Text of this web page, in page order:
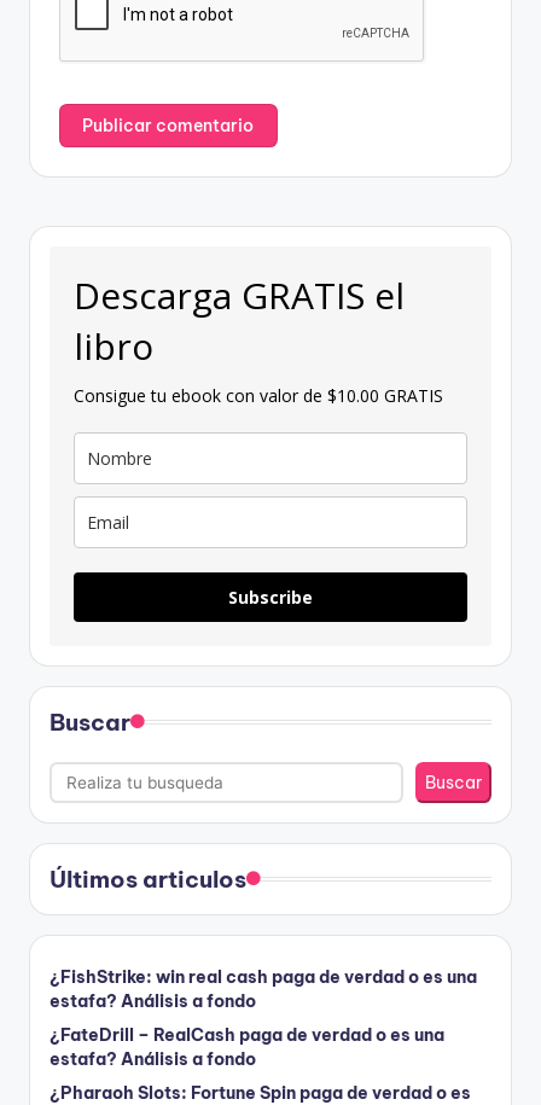
Descarga GRATIS el
libro
Consigue tu ebook con valor de $10.00 GRATIS
Subscribe
Buscar
Buscar
Últimos articulos
¿FishStrike: win real cash paga de verdad o es una
estafa? Análisis a fondo
¿FateDrill – RealCash paga de verdad o es una
estafa? Análisis a fondo
¿Pharaoh Slots: Fortune Spin paga de verdad o es